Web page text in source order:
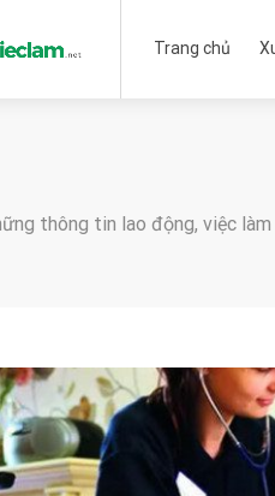
Trang chủ
thông tin lao động, việc